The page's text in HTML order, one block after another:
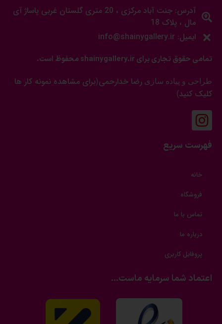
آدرس: جنت آباد مرکزی ، 20 متری گلستان غربی پاساژ آی
مال ، پلاک 18
ایمیل: info@shainygallery.ir
تمامی حقوق تجاری برای shainygallery.ir محفوظ است.
طراحی و پیاده سازی رضا خدارحمی(برای مشاهده نمونه کار ها
کلیک کنید)
فهرست سریع
خانه
فروشگاه
تماس با ما
درباره ما
پروفایل کاربری
اعتماد شما سرمایه ماست...